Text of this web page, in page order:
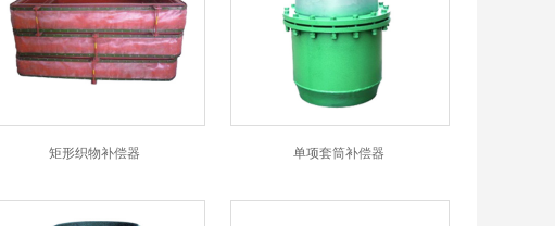
矩形织物补偿器 单项套筒补偿器